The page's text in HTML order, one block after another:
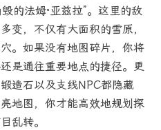
的法姆·亚兹拉”。这里的敌
变，不仅有大面积的雪原，
。如果没有地图碎片，你将
是通往重要地点的捷径。更
造石以及支线NPC都隐藏
地图，你才能高效地规划探
乱转。